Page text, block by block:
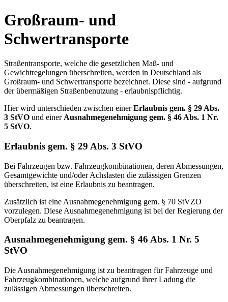
Großraum- und
Schwertransporte
Straßentransporte, welche die gesetzlichen Maß- und
Gewichtregelungen überschreiten, werden in Deutschland als
Großraum- und Schwertransporte bezeichnet. Diese sind - aufgrund
der übermäßigen Straßenbenutzung - erlaubnispflichtig.
Hier wird unterschieden zwischen einerErlaubnis gem. § 29 Abs.
3 StVO und einer Ausnahmegenehmigung gem. § 46 Abs. 1 Nr.
5 StVO.
Erlaubnis gem. § 29 Abs. 3 StVO
Bei Fahrzeugen bzw. Fahrzeugkombinationen, deren Abmessungen,
Gesamtgewichte und/oder Achslasten die zulässigen Grenzen
überschreiten, ist eine Erlaubnis zu beantragen.
Zusätzlich ist eine Ausnahmegenehmigung gem. § 70 StVZO
vorzulegen. Diese Ausnahmegenehmigung ist bei der Regierung der
Oberpfalz zu beantragen.
Ausnahmegenehmigung gem. § 46 Abs. 1 Nr. 5
StVO
Die Ausnahmegenehmigung ist zu beantragen für Fahrzeuge und
Fahrzeugkombinationen, welche aufgrund ihrer Ladung die
zulässigen Abmessungen überschreiten.